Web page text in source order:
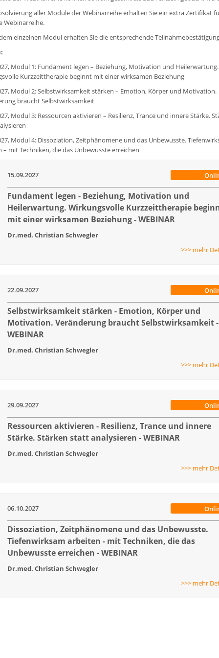
aller Module der Webinarreihe erhalten Sie ein extra Zertifikat
Webinarreihe.
einzelnen Modul erhalten Sie die entsprechende
Modul 1: Fundament legen – Beziehung, Motivation und Heilerwartung.
Kurzzeittherapie beginnt mit einer wirksamen Beziehung
Modul 2: Selbstwirksamkeit stärken – Emotion, Körper und Motivation.
braucht Selbstwirksamkeit
Modul 3: Ressourcen aktivieren – Resilienz, Trance und innere Stärke.
Modul 4: Dissoziation, Zeitphänomene und das Unbewusste.
– mit Techniken, die das Unbewusste erreichen
15.09.2027
Fundament legen - Beziehung, Motivation und
Heilerwartung. Wirkungsvolle Kurzzeittherapie
mit einer wirksamen Beziehung - WEBINAR
Dr.med. Christian Schwegler
>>> mehr
22.09.2027
Selbstwirksamkeit stärken - Emotion, Körper und
Motivation. Veränderung braucht Selbstwirksamkeit -
WEBINAR
Dr.med. Christian Schwegler
>>> mehr
29.09.2027
Ressourcen aktivieren - Resilienz, Trance und innere
Stärke. Stärken statt analysieren - WEBINAR
Dr.med. Christian Schwegler
>>> mehr
06.10.2027
Dissoziation, Zeitphänomene und das Unbewusste.
Tiefenwirksam arbeiten - mit Techniken, die das
Unbewusste erreichen - WEBINAR
Dr.med. Christian Schwegler
>>> mehr